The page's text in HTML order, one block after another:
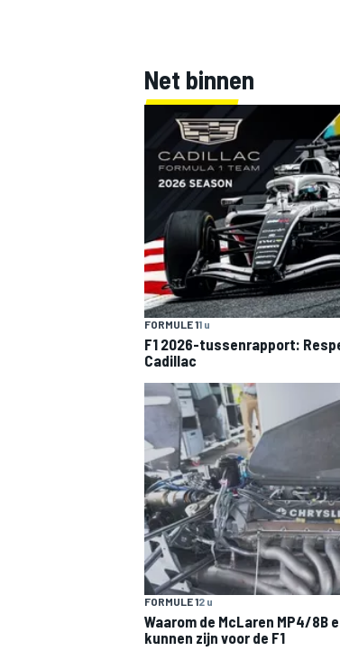
MEER RACEKLASSEN
Net binnen
FORMULE 11 u
F1 2026-tussenrapport:
Cadillac
FORMULE 12 u
Waarom de McLaren MP4/8B
kunnen zijn voor de F1